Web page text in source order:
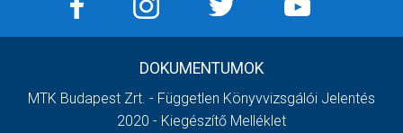
DOKUMENTUMOK
MTK Budapest Zrt. - Független Könyvvizsgálói Jelentés
2020 - Kiegészítő Melléklet